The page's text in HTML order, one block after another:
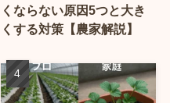
くならない原因5つと大き
くする対策【農家解説】